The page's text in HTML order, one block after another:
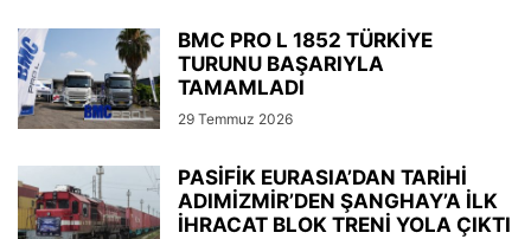
BMC PRO L 1852 TÜRKİYE
TURUNU BAŞARIYLA
TAMAMLADI
29 Temmuz 2026
PASİFİK EURASIA’DAN TARİHİ
ADIMİZMİR’DEN ŞANGHAY’A İLK
İHRACAT BLOK TRENİ YOLA ÇIKTI